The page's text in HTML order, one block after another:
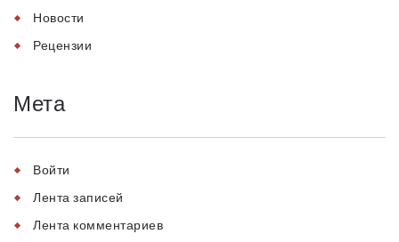
Новости
Рецензии
Мета
Войти
Лента записей
Лента комментариев